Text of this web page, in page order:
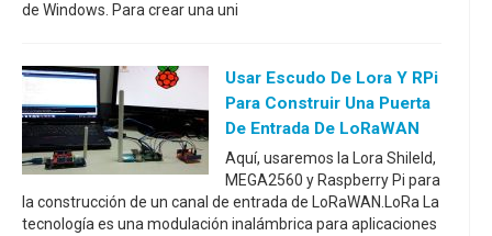
de Windows. Para crear una uni
Usar Escudo De Lora Y RPi
Para Construir Una Puerta
De Entrada De LoRaWAN
Aquí, usaremos la Lora Shileld,
MEGA2560 y Raspberry Pi para
la construcción de un canal de entrada de LoRaWAN.LoRa La
tecnología es una modulación inalámbrica para aplicaciones